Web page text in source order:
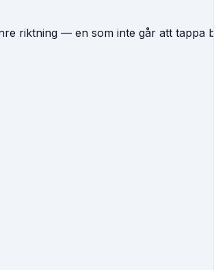
riktning — en som inte går att tappa